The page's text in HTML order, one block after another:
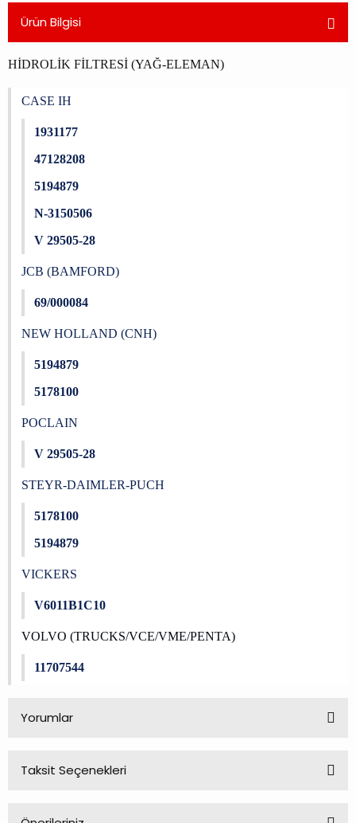
Ürün Bilgisi
HİDROLİK FİLTRESİ (YAĞ-ELEMAN)
CASE IH
1931177
47128208
5194879
N-3150506
V 29505-28
JCB (BAMFORD)
69/000084
NEW HOLLAND (CNH)
5194879
5178100
POCLAIN
V 29505-28
STEYR-DAIMLER-PUCH
5178100
5194879
VICKERS
V6011B1C10
VOLVO (TRUCKS/VCE/VME/PENTA)
11707544
Yorumlar
Taksit Seçenekleri